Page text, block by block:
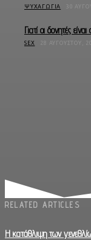
ΨΥΧΑΓΩΓΊΑ 30
Γιατί οι δονητές
SEX 28 ΑΥΓΟΎΣΤΟΥ,
RELATED ARTICLES
Η κατάθλιψη των